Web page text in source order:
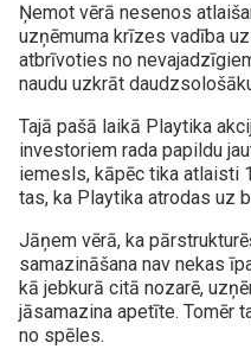
Ņemot vērā nesenos
uzņēmuma krīzes vadība
atbrīvoties no
naudu uzkrāt
Tajā pašā laikā Playtika
investoriem rada papildu
iemesls, kāpēc tika atlaisti
tas, ka Playtika atrodas uz
Jāņem vērā, ka
samazināšana nav nekas
kā jebkurā citā nozarē,
jāsamazina apetīte. Tomēr
no spēles.